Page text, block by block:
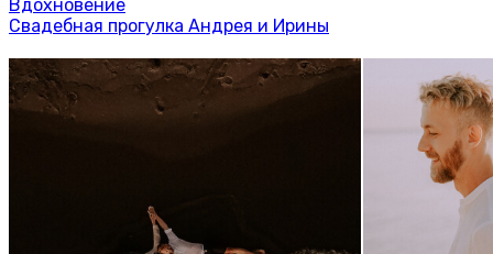
Вдохновение
Свадебная прогулка Андрея и Ирины